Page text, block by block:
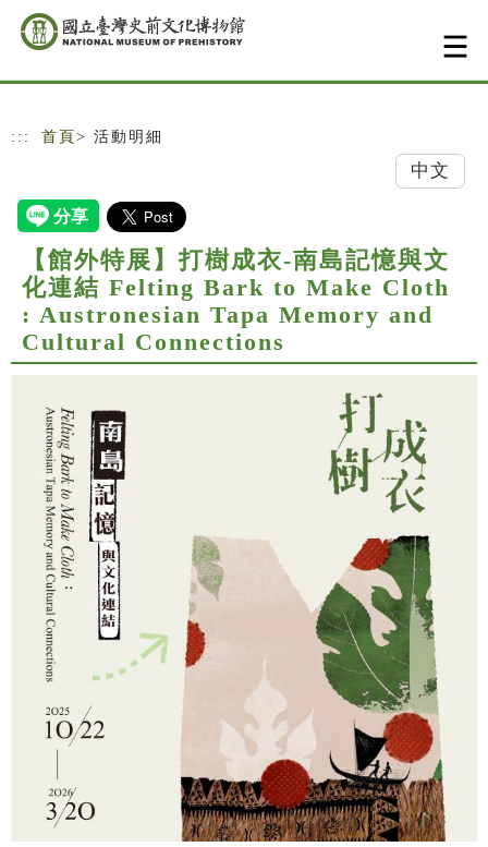
跳到主要內容
網站導覽
::: 首頁 > 活動明細
中文
【館外特展】打樹成衣-南島記憶與文
化連結 Felting Bark to Make Cloth
: Austronesian Tapa Memory and
Cultural Connections